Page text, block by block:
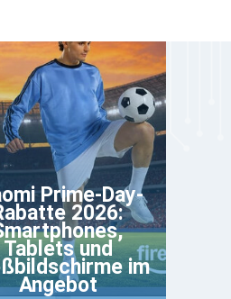
Prime-Day-
2026:
Tablets und
im
Angebot